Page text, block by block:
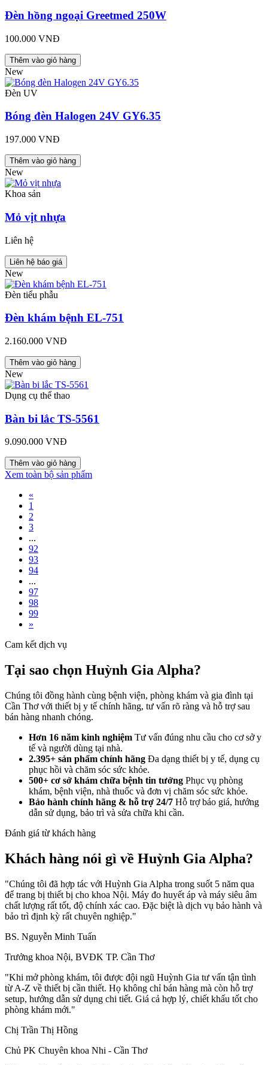
Đèn hồng ngoại Greetmed 250W
100.000 VNĐ
Thêm vào giỏ hàng
New
Đèn UV
Bóng đèn Halogen 24V GY6.35
197.000 VNĐ
Thêm vào giỏ hàng
New
Khoa sản
Mỏ vịt nhựa
Liên hệ
Liên hệ báo giá
New
Đèn tiểu phẫu
Đèn khám bệnh EL-751
2.160.000 VNĐ
Thêm vào giỏ hàng
New
Dụng cụ thể thao
Bàn bi lắc TS-5561
9.090.000 VNĐ
Thêm vào giỏ hàng
Xem toàn bộ sản phẩm
«
1
2
3
...
92
93
94
...
97
98
99
»
Cam kết dịch vụ
Tại sao chọn Huỳnh Gia Alpha?
Chúng tôi đồng hành cùng bệnh viện, phòng khám và gia đình tại
Cần Thơ với thiết bị y tế chính hãng, tư vấn rõ ràng và hỗ trợ sau
bán hàng nhanh chóng.
Hơn 16 năm kinh nghiệm Tư vấn đúng nhu cầu cho cơ sở y
tế và người dùng tại nhà.
2.395+ sản phẩm chính hãng Đa dạng thiết bị y tế, dụng cụ
phục hồi và chăm sóc sức khỏe.
500+ cơ sở khám chữa bệnh tin tưởng Phục vụ phòng
khám, bệnh viện, nhà thuốc và đơn vị chăm sóc sức khỏe.
Bảo hành chính hãng & hỗ trợ 24/7 Hỗ trợ báo giá, hướng
dẫn sử dụng, bảo trì và sửa chữa khi cần.
Đánh giá từ khách hàng
Khách hàng nói gì về Huỳnh Gia Alpha?
"Chúng tôi đã hợp tác với Huỳnh Gia Alpha trong suốt 5 năm qua
để trang bị thiết bị cho khoa Nội. Máy đo huyết áp và máy siêu âm
chất lượng rất tốt, độ chính xác cao. Đặc biệt là dịch vụ bảo hành và
bảo trì định kỳ rất chuyên nghiệp."
BS. Nguyễn Minh Tuấn
Trưởng khoa Nội, BVĐK TP. Cần Thơ
"Khi mở phòng khám, tôi được đội ngũ Huỳnh Gia tư vấn tận tình
từ A-Z về thiết bị cần thiết. Họ không chỉ bán hàng mà còn hỗ trợ
setup, hướng dẫn sử dụng chi tiết. Giá cả hợp lý, chiết khấu tốt cho
phòng khám mới."
Chị Trần Thị Hồng
Chủ PK Chuyên khoa Nhi - Cần Thơ